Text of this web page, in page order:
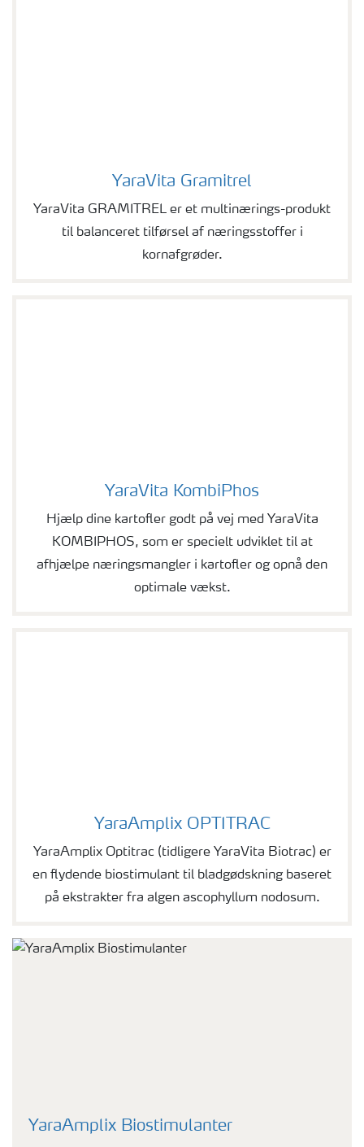
YaraVita Gramitrel
YaraVita Gramitrel
YaraVita GRAMITREL er et multinærings-produkt
til balanceret tilførsel af næringsstoffer i
kornafgrøder.
YaraVita KombiPhos
YaraVita KombiPhos
Hjælp dine kartofler godt på vej med YaraVita
KOMBIPHOS, som er specielt udviklet til at
afhjælpe næringsmangler i kartofler og opnå den
optimale vækst.
YaraAmplix OPTITRAC
YaraAmplix OPTITRAC
YaraAmplix Optitrac (tidligere YaraVita Biotrac) er
en flydende biostimulant til bladgødskning baseret
på ekstrakter fra algen ascophyllum nodosum.
YaraAmplix Biostimulanter